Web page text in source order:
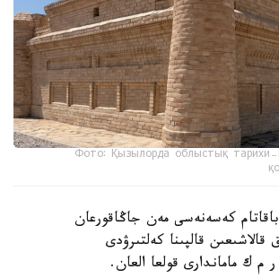
Фото: Қызылорда облыстық
باقاتام كەسەنەسى مەن جاڭاقورعان
قالاشىعىن قالپىنا كەلتىرۋدى
م ك ماماندارى قولعا العان.